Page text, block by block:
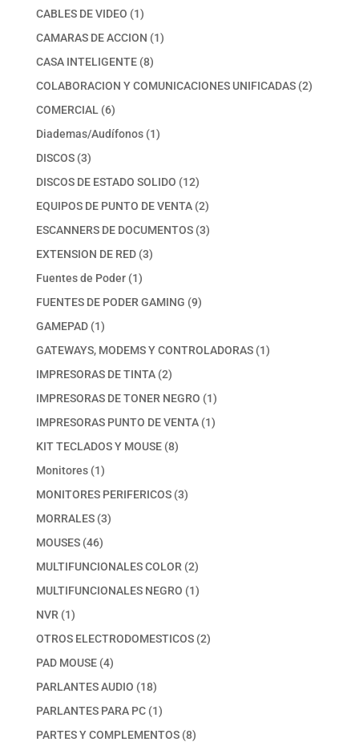
productos
CABLES DE VIDEO 11
producto
CAMARAS DE ACCION 11
CASA INTELIGENTE 88
productos
COLABORACION Y COMUNICACIONES UNIFICADAS 22
COMERCIAL 66
productos
Diademas/Audífonos 11
DISCOS 33
productos
DISCOS DE ESTADO SOLIDO 1212
productos
EQUIPOS DE PUNTO DE VENTA 22
productos
ESCANNERS DE DOCUMENTOS 33
EXTENSION DE RED 33
Fuentes de Poder 11
producto
FUENTES DE PODER GAMING 99
GAMEPAD 11
producto
GATEWAYS, MODEMS Y CONTROLADORAS 11
IMPRESORAS DE TINTA 22
productos
IMPRESORAS DE TONER NEGRO 11
producto
IMPRESORAS PUNTO DE VENTA 11
KIT TECLADOS Y MOUSE 88
Monitores 11
producto
MONITORES PERIFERICOS 33
MORRALES 33
MOUSES 4646
productos
MULTIFUNCIONALES COLOR 22
productos
MULTIFUNCIONALES NEGRO 11
NVR 11
producto
OTROS ELECTRODOMESTICOS 22
PAD MOUSE 44
productos
PARLANTES AUDIO 1818
productos
PARLANTES PARA PC 11
producto
PARTES Y COMPLEMENTOS 88